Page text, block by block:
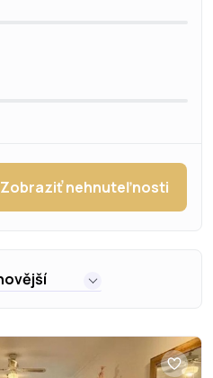
Zobraziť nehnuteľnosti